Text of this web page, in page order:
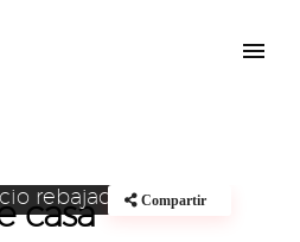
rebajado
casa
Compartir